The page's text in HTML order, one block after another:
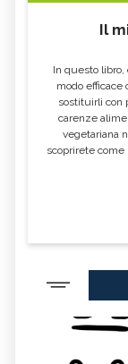
Il
In questo
modo efficace
sostituirli con
carenze
vegetariana
scoprirete